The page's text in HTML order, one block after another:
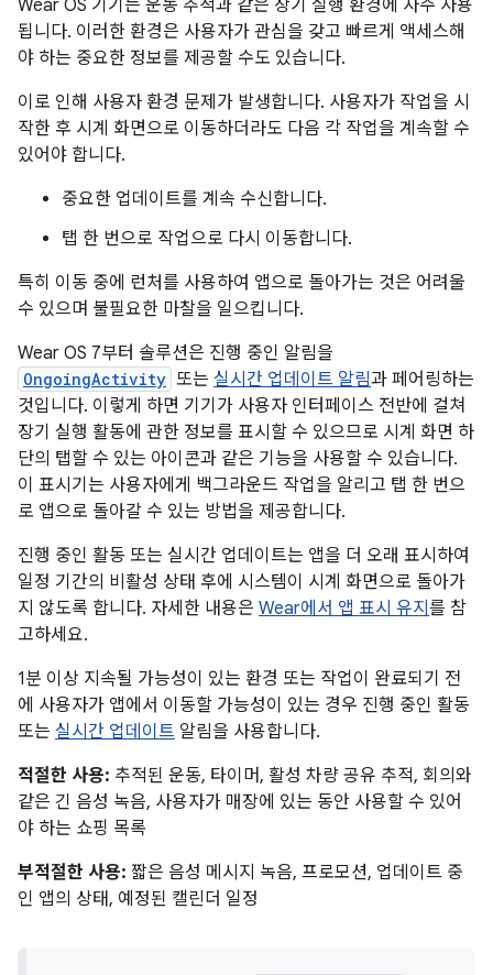
Wear OS 기기는 운동 추적과 같은 장기 실행 환경에 자주 사용
됩니다. 이러한 환경은 사용자가 관심을 갖고 빠르게 액세스해
야 하는 중요한 정보를 제공할 수도 있습니다.
이로 인해 사용자 환경 문제가 발생합니다. 사용자가 작업을 시
작한 후 시계 화면으로 이동하더라도 다음 각 작업을 계속할 수
있어야 합니다.
중요한 업데이트를 계속 수신합니다.
탭 한 번으로 작업으로 다시 이동합니다.
특히 이동 중에 런처를 사용하여 앱으로 돌아가는 것은 어려울
수 있으며 불필요한 마찰을 일으킵니다.
Wear OS 7부터 솔루션은 진행 중인 알림을
OngoingActivity 또는 실시간 업데이트 알림과 페어링하는
것입니다. 이렇게 하면 기기가 사용자 인터페이스 전반에 걸쳐
장기 실행 활동에 관한 정보를 표시할 수 있으므로 시계 화면 하
단의 탭할 수 있는 아이콘과 같은 기능을 사용할 수 있습니다.
이 표시기는 사용자에게 백그라운드 작업을 알리고 탭 한 번으
로 앱으로 돌아갈 수 있는 방법을 제공합니다.
진행 중인 활동 또는 실시간 업데이트는 앱을 더 오래 표시하여
일정 기간의 비활성 상태 후에 시스템이 시계 화면으로 돌아가
지 않도록 합니다. 자세한 내용은 Wear에서 앱 표시 유지 를 참
고하세요.
1분 이상 지속될 가능성이 있는 환경 또는 작업이 완료되기 전
에 사용자가 앱에서 이동할 가능성이 있는 경우 진행 중인 활동
또는 실시간 업데이트 알림을 사용합니다.
적절한 사용: 추적된 운동, 타이머, 활성 차량 공유 추적, 회의와
같은 긴 음성 녹음, 사용자가 매장에 있는 동안 사용할 수 있어
야 하는 쇼핑 목록
부적절한 사용: 짧은 음성 메시지 녹음, 프로모션, 업데이트 중
인 앱의 상태, 예정된 캘린더 일정